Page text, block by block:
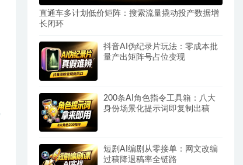
直通车多计划低价矩阵：搜索流量撬动投产数据增
长闭环
抖音AI伪纪录片玩法：零成本批
量产出矩阵号占位变现
200条AI角色指令工具箱：八大
身份场景化提示词即复制出稿
短剧AI编剧从零接单：网文改编
过稿降退稿率全链路